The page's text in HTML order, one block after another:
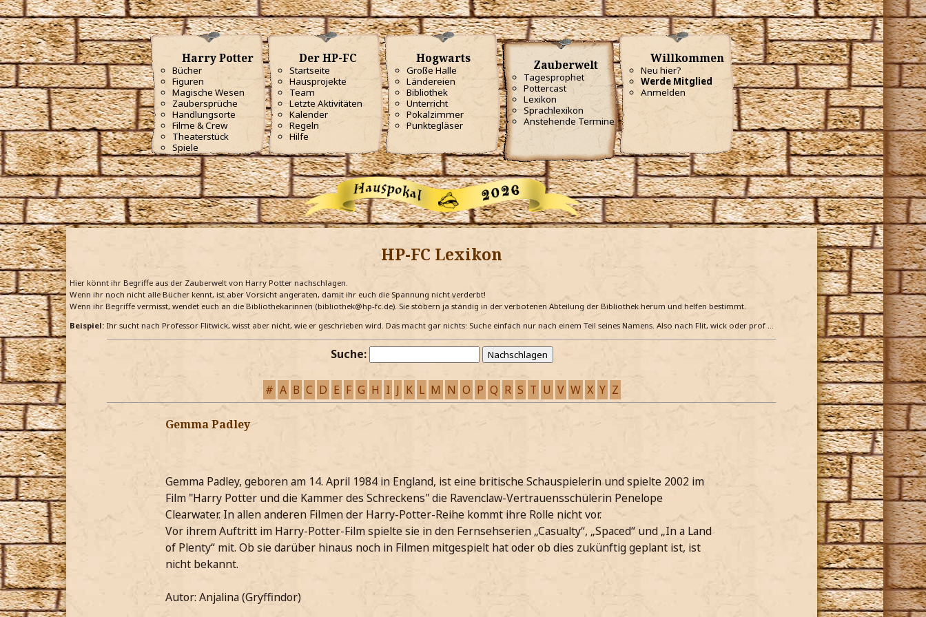
Harry Potter
Bücher
Figuren
Magische Wesen
Zaubersprüche
Handlungsorte
Filme & Crew
Theaterstück
Spiele
Der HP-FC
Startseite
Hausprojekte
Team
Letzte Aktivitäten
Kalender
Regeln
Hilfe
Hogwarts
Große Halle
Ländereien
Bibliothek
Unterricht
Pokalzimmer
Punktegläser
Zauberwelt
Tagesprophet
Pottercast
Lexikon
Sprachlexikon
Anstehende Termine
Willkommen
Neu hier?
Werde Mitglied
Anmelden
HP-FC Lexikon
Hier könnt ihr Begriffe aus der Zauberwelt von Harry Potter nachschlagen.
Wenn ihr noch nicht alle Bücher kennt, ist aber Vorsicht angeraten, damit ihr euch die Spannung nicht verderbt!
Wenn ihr Begriffe vermisst, wendet euch an die Bibliothekarinnen (bibliothek@hp-fc.de). Sie stöbern ja ständig in der verbotenen Abteilung der Bibliothek herum und helfen bestimmt.
Beispiel: Ihr sucht nach Professor Flitwick, wisst aber nicht, wie er geschrieben wird. Das macht gar nichts: Suche einfach nur nach einem Teil seines Namens. Also nach Flit, wick oder prof …
Suche:
# A B C D E F G H I J K L M N O P Q R S T U V W X Y Z
Gemma Padley
Gemma Padley, geboren am 14. April 1984 in England, ist eine britische Schauspielerin und spielte 2002 im
Film "Harry Potter und die Kammer des Schreckens" die Ravenclaw-Vertrauensschülerin Penelope
Clearwater. In allen anderen Filmen der Harry-Potter-Reihe kommt ihre Rolle nicht vor.
Vor ihrem Auftritt im Harry-Potter-Film spielte sie in den Fernsehserien „Casualty“, „Spaced“ und „In a Land
of Plenty“ mit. Ob sie darüber hinaus noch in Filmen mitgespielt hat oder ob dies zukünftig geplant ist, ist
nicht bekannt.
Autor: Anjalina (Gryffindor)